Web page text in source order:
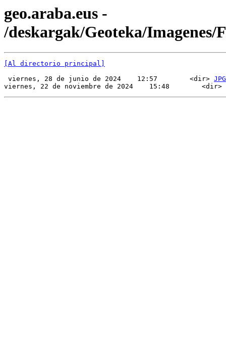
geo.araba.eus -
/deskargak/Geoteka/Imagenes/
[Al directorio principal]
viernes, 28 de junio de 2024    12:57        <dir> JPG
viernes, 22 de noviembre de 2024    15:48        <dir>